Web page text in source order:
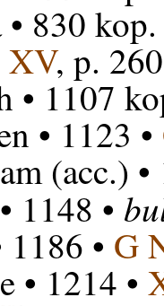
• 830
XV, p. 260
• 1107
• 1123 •
(acc.) •
1148 •
• G
• 1214 •